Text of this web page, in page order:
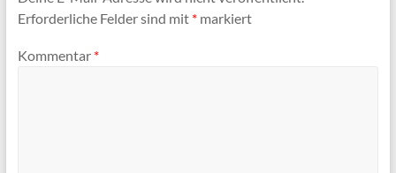
Erforderliche Felder sind mit *markiert
Kommentar *